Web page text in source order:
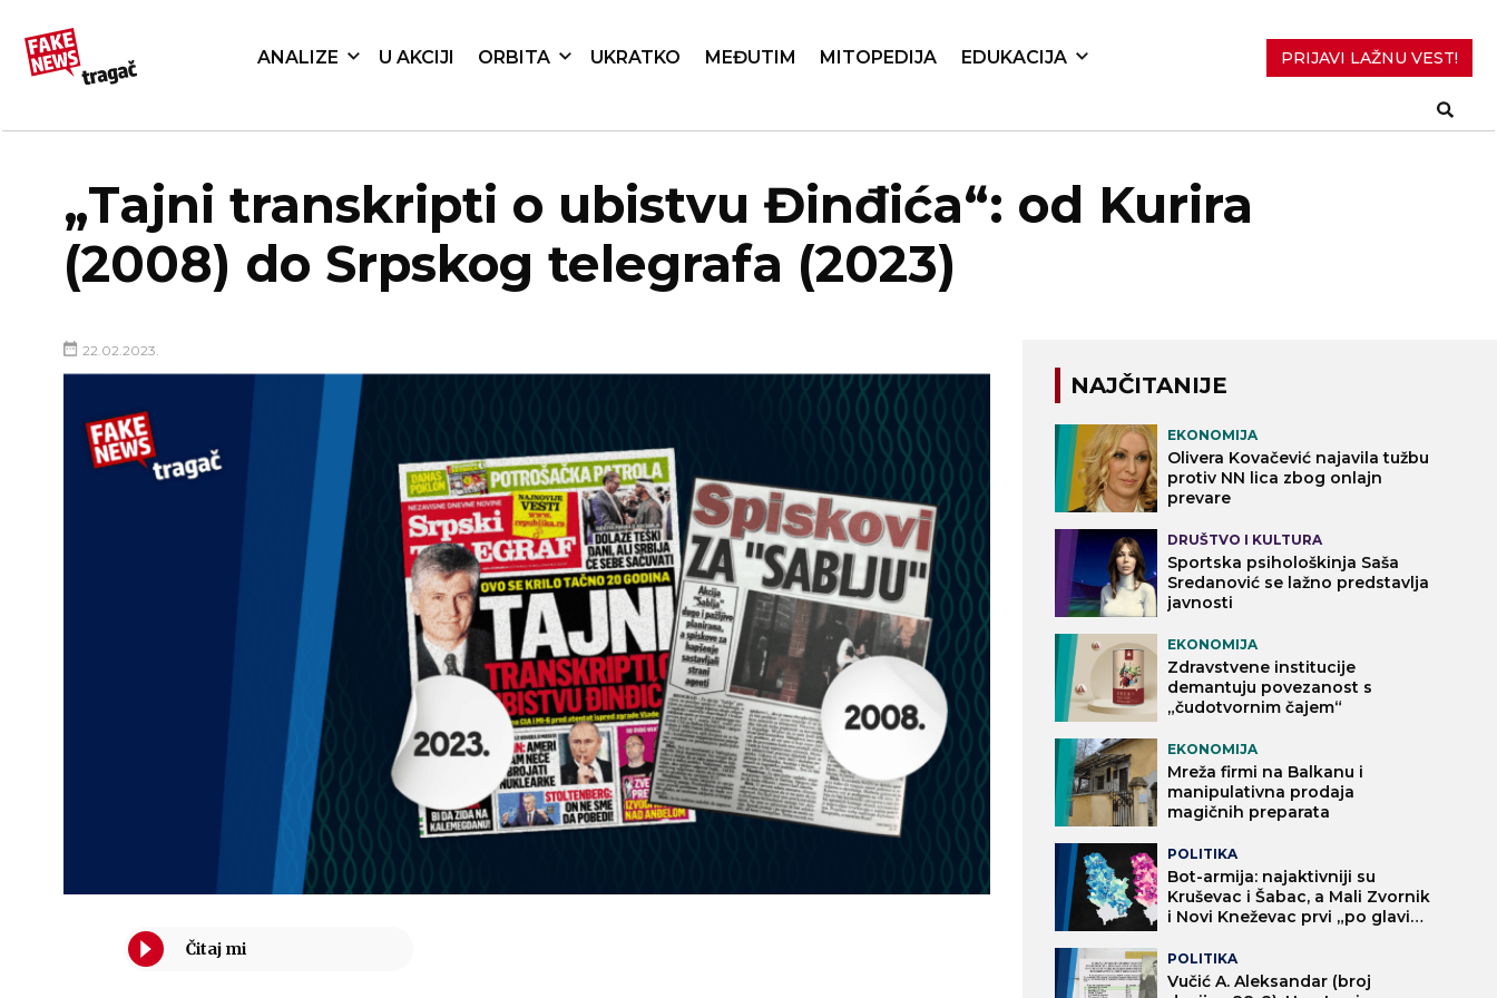
ANALIZE U AKCIJI ORBITA UKRATKO MEĐUTIM MITOPEDIJA EDUKACIJA PRIJAVI LAŽNU VEST!
„Tajni transkripti o ubistvu Đinđića“: od Kurira
(2008) do Srpskog telegrafa (2023)
22.02.2023.
NAJČITANIJE
EKONOMIJA
Olivera Kovačević najavila tužbu
protiv NN lica zbog onlajn
prevare
DRUŠTVO I KULTURA
Sportska psihološkinja Saša
Sredanović se lažno predstavlja
javnosti
EKONOMIJA
Zdravstvene institucije
demantuju povezanost s
„čudotvornim čajem“
EKONOMIJA
Mreža firmi na Balkanu i
manipulativna prodaja
magičnih preparata
POLITIKA
Bot-armija: najaktivniji su
Kruševac i Šabac, a Mali Zvornik
i Novi Kneževac prvi „po glavi
POLITIKA
Vučić A. Aleksandar (broj